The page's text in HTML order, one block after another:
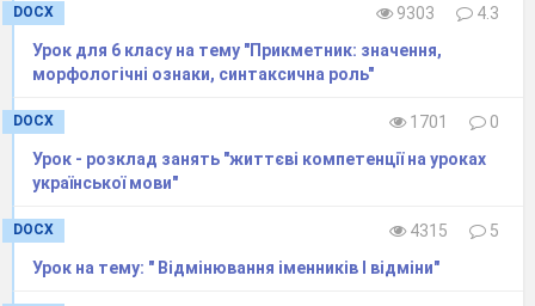
усіх словах рядка: (0,5 б)
бе..силий, ро..копати, бе..крилий;
…чорнілий, ..цілення, не..проста;
…ховати, …керувати, ро..чистити.
Мякий знак на місці пропуску треба
писати в усіх словах рядка(0,5 б)
Відчуваєт..ся, черешен..ці, Хар..ків
Рибон..ці, Гор..кий, колис..ці
Трипіл..ський, жен..шень, пот..мяніти
DOCX 9303
4.3
Урок для 6 класу на тему "Прикметник: значення,
морфологічні ознаки, синтаксична роль"
DOCX 1701
0
Урок - розклад занять "життєві компетенції на уроках
української мови"
DOCX 4315
5
Урок на тему: " Відмінювання іменників І відміни"